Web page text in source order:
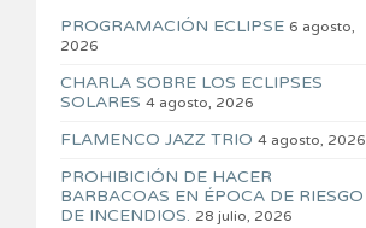
PROGRAMACIÓN ECLIPSE 6 agosto,
2026
CHARLA SOBRE LOS ECLIPSES
SOLARES 4 agosto, 2026
FLAMENCO JAZZ TRIO 4 agosto, 2026
PROHIBICIÓN DE HACER
BARBACOAS EN ÉPOCA DE RIESGO
DE INCENDIOS. 28 julio, 2026